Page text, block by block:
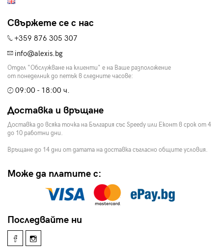
Свържете се с нас
+359 876 305 307
info@alexis.bg
Отдел "Обслужване на клиенти" е на Ваше разположение
от понеделник до петък в следните часове:
09:00 - 18:00 ч.
Доставка и връщане
Доставка до всяка точка на България със Speedy или Еконт в срок от 4
до 10 работни дни.
Връщане до 14 дни от датата на доставка съгласно общите условия.
Може да платите с:
Последвайте ни